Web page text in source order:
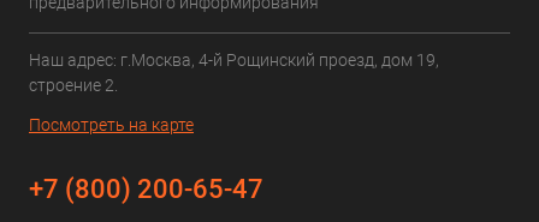
Наш адрес: г.Москва, 4-й Рощинский проезд, дом 19,
строение 2.
Посмотреть на карте
+7 (800) 200-65-47